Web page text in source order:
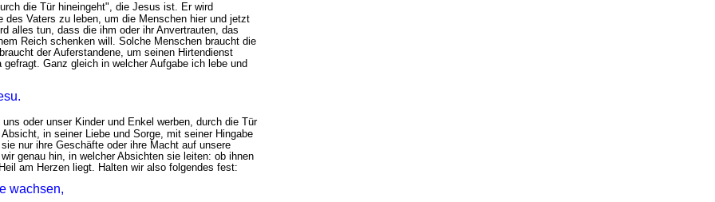
die Tür hineingeht", die Jesus ist. Er wird
des Vaters zu leben, um die Menschen hier und jetzt
alles tun, dass die ihm oder ihr Anvertrauten, das
Reich schenken will. Solche Menschen braucht die
der Auferstandene, um seinen Hirtendienst
Ganz gleich in welcher Aufgabe ich lebe und
oder unser Kinder und Enkel werben, durch die Tür
in seiner Liebe und Sorge, mit seiner Hingabe
nur ihre Geschäfte oder ihre Macht auf unsere
genau hin, in welcher Absichten sie leiten: ob ihnen
am Herzen liegt. Halten wir also folgendes fest:
wachsen,